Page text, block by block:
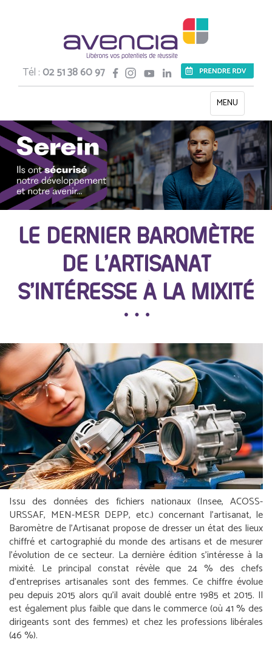
Tél :02 51 38 60 97
Toggle
navigation
MENU
LE DERNIER BAROMÈTRE
DE L’ARTISANAT
S’INTÉRESSE À LA MIXITÉ
Issu des données des fichiers nationaux (Insee, ACOSS-
URSSAF, MEN-MESR DEPP, etc.) concernant l’artisanat, le
Baromètre de l’Artisanat propose de dresser un état des lieux
chiffré et cartographié du monde des artisans et de mesurer
l’évolution de ce secteur. La dernière édition s’intéresse à la
mixité. Le principal constat révèle que 24 % des chefs
d’entreprises artisanales sont des femmes. Ce chiffre évolue
peu depuis 2015 alors qu’il avait doublé entre 1985 et 2015. Il
est également plus faible que dans le commerce (où 41 % des
dirigeants sont des femmes) et chez les professions libérales
(46 %).